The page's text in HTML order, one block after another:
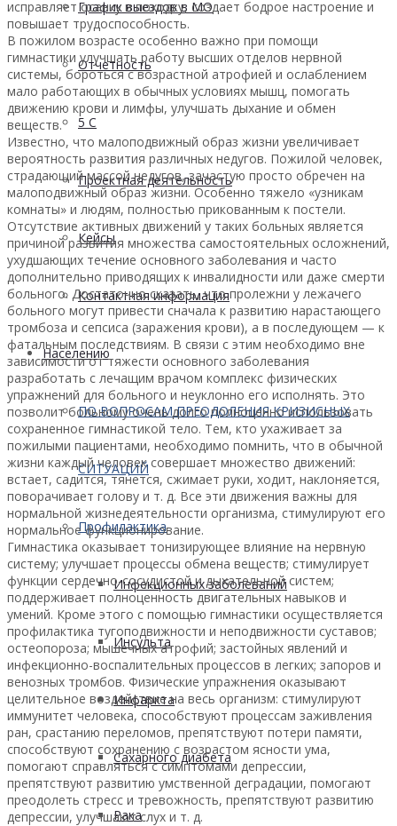
График выездов в МО
Отчетность
5 С
Проектная деятельность
Кейсы
Контактная информация
Населению
ПО ВОПРОСАМ ПРЕОДОЛЕНИЯ КРИЗИСНЫХ
СИТУАЦИЙ
Профилактика
Инфекционных заболеваний
Инсульта
Инфаркта
Сахарного диабета
Рака
исправляет осанку и походку, создает бодрое настроение и
повышает трудоспособность.
В пожилом возрасте особенно важно при помощи
гимнастики улучшать работу высших отделов нервной
системы, бороться с возрастной атрофией и ослаблением
мало работающих в обычных условиях мышц, помогать
движению крови и лимфы, улучшать дыхание и обмен
веществ.
Известно, что малоподвижный образ жизни увеличивает
вероятность развития различных недугов. Пожилой человек,
страдающий массой недугов, зачастую просто обречен на
малоподвижный образ жизни. Особенно тяжело «узникам
комнаты» и людям, полностью прикованным к постели.
Отсутствие активных движений у таких больных является
причиной развития множества самостоятельных осложнений,
ухудшающих течение основного заболевания и часто
дополнительно приводящих к инвалидности или даже смерти
больного. Достаточно сказать, что пролежни у лежачего
больного могут привести сначала к развитию нарастающего
тромбоза и сепсиса (заражения крови), а в последующем — к
фатальным последствиям. В связи с этим необходимо вне
зависимости от тяжести основного заболевания
разработать с лечащим врачом комплекс физических
упражнений для больного и неуклонно его исполнять. Это
позволит больному очень долго полноценно использовать
сохраненное гимнастикой тело. Тем, кто ухаживает за
пожилыми пациентами, необходимо помнить, что в обычной
жизни каждый человек совершает множество движений:
встает, садится, тянется, сжимает руки, ходит, наклоняется,
поворачивает голову и т. д. Все эти движения важны для
нормальной жизнедеятельности организма, стимулируют его
нормальное функционирование.
Гимнастика оказывает тонизирующее влияние на нервную
систему; улучшает процессы обмена веществ; стимулирует
функции сердечно-сосудистой и дыхательной систем;
поддерживает полноценность двигательных навыков и
умений. Кроме этого с помощью гимнастики осуществляется
профилактика тугоподвижности и неподвижности суставов;
остеопороза; мышечных атрофий; застойных явлений и
инфекционно-воспалительных процессов в легких; запоров и
венозных тромбов. Физические упражнения оказывают
целительное воздействие на весь организм: стимулируют
иммунитет человека, способствуют процессам заживления
ран, срастанию переломов, препятствуют потери памяти,
способствуют сохранению с возрастом ясности ума,
помогают справляться с симптомами депрессии,
препятствуют развитию умственной деградации, помогают
преодолеть стресс и тревожность, препятствуют развитию
депрессии, улучшают слух и т. д.